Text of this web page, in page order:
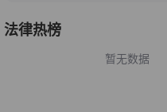
法律热榜
暂无数据